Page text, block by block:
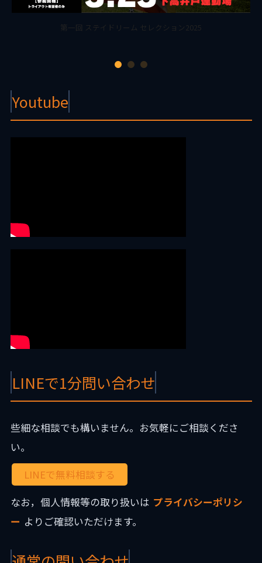
スペイン2部カンテラで7日間体験する小中高校生向け短期留学プログ
Youtube
LINEで1分問い合わせ
些細な相談でも構いません。お気軽にご相談くださ
い。
LINEで無料相談する
なお，個人情報等の取り扱いは プライバシーポリシ
ー よりご確認いただけます。